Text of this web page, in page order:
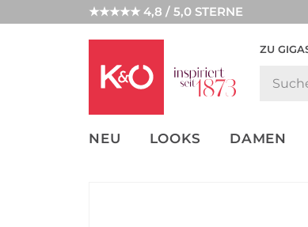
★★★★★ 4,8 / 5,0 STERNE
ZU
NEU LOOKS DAMEN
UNSERE APP
CLICK &